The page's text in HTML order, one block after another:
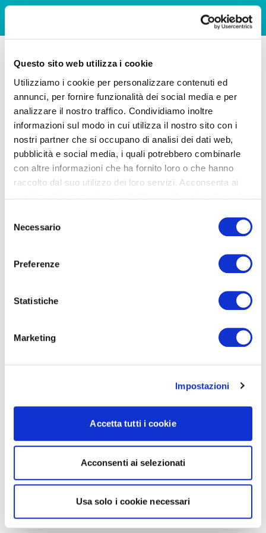
Questo sito web utilizza i cookie
Utilizziamo i cookie per personalizzare contenuti ed
annunci, per fornire funzionalità dei social media e per
analizzare il nostro traffico. Condividiamo inoltre
informazioni sul modo in cui utilizza il nostro sito con i
nostri partner che si occupano di analisi dei dati web,
pubblicità e social media, i quali potrebbero combinarle
con altre informazioni che ha fornito loro o che hanno
raccolto dal suo utilizzo dei loro servizi. Acconsenta ai
delNecessario
Preferenze
Statistiche
Marketing
Impostazioni
Accetta tutti i cookie
Acconsenti ai selezionati
Usa solo i cookie necessari